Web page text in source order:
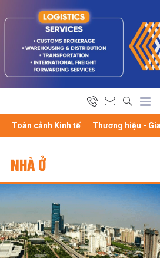
Toàn cảnh Kinh tế Thương hiệu -
NHÀ Ở